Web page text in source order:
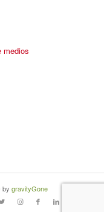
medios
by gravityGone